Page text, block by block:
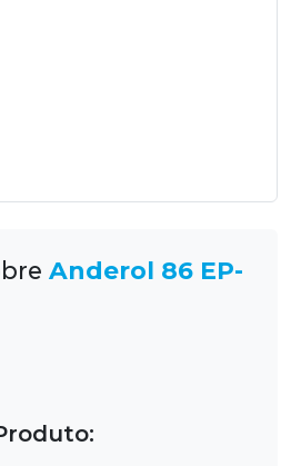
Anderol 86 EP-